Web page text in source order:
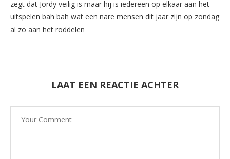
zegt dat Jordy veilig is maar hij is iedereen op elkaar aan het
uitspelen bah bah wat een nare mensen dit jaar zijn op zondag
al zo aan het roddelen
LAAT EEN REACTIE ACHTER